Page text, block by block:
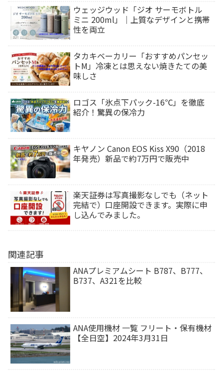
ウェッジウッド「ジオ サーモボトル
ミニ 200ml」｜上質なデザインと携帯
性を両立
タカキベーカリー「おすすめパンセッ
トM」冷凍とは思えない焼きたての美
味しさ
ロゴス「氷点下パック-16℃」を徹底
紹介！驚異の保冷力
キヤノン Canon EOS Kiss X90（2018
年発売）新品で約7万円で販売中
楽天証券は写真撮影なしでも（ネット
完結で）口座開設できます。実際に申
し込んでみました。
関連記事
ANAプレミアムシート B787、B777、
B737、A321を比較
ANA使用機材 一覧 フリート・保有機材
【全日空】2024年3月31日